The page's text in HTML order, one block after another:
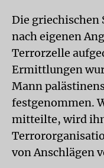
Die griechischen
nach eigenen
Terrorzelle
Ermittlungen
Mann
festgenommen.
mitteilte, wird
von Anschlägen